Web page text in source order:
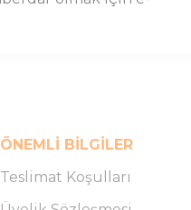
ÖNEMLI BILGILER
Teslimat Koşulları